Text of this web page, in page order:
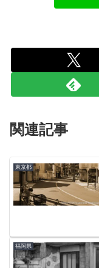
関連記事
東京都
福岡県